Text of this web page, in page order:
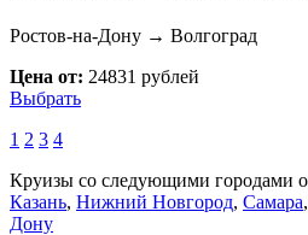
Ростов-на-Дону → Волгоград
Цена от: 24831 рублей
Выбрать
1 2 3 4
Круизы со следующими городами
Казань, Нижний Новгород, Самара,
Дону